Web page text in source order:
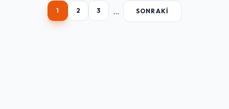
1 2 3 ... SONRAKI